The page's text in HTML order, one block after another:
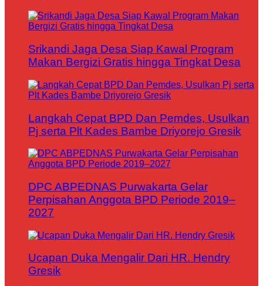
Srikandi Jaga Desa Siap Kawal Program
Makan Bergizi Gratis hingga Tingkat Desa
Langkah Cepat BPD Dan Pemdes, Usulkan
Pj serta Plt Kades Bambe Driyorejo Gresik
DPC ABPEDNAS Purwakarta Gelar
Perpisahan Anggota BPD Periode 2019–
2027
Ucapan Duka Mengalir Dari HR. Hendry
Gresik